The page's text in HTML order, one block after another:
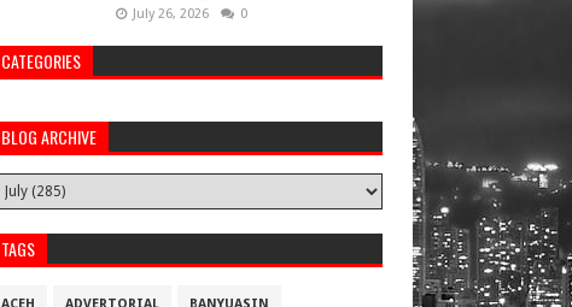
July 26, 2026 0
CATEGORIES
BLOG ARCHIVE
TAGS